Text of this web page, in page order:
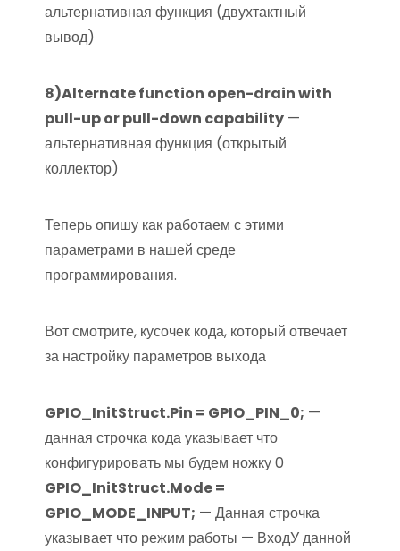
альтернативная функция (двухтактный
вывод)
8)Alternate function open-drain with
pull-up or pull-down capability —
альтернативная функция (открытый
коллектор)
Теперь опишу как работаем с этими
параметрами в нашей среде
программирования.
Вот смотрите, кусочек кода, который отвечает
за настройку параметров выхода
GPIO_InitStruct.Pin = GPIO_PIN_0; —
данная строчка кода указывает что
конфигурировать мы будем ножку 0
GPIO_InitStruct.Mode =
GPIO_MODE_INPUT; — Данная строчка
указывает что режим работы — ВходУ данной